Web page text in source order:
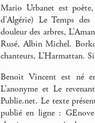
Mario Urbanet est
d’Algérie) Le Temps
douleur des arbres,
Rusé, Albin Michel.
chanteurs, L’Harmattan.
Benoit Vincent est né
L’anonyme et Le
Publie.net. Le texte
publié en ligne :